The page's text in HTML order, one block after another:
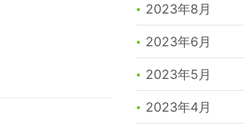
2023年8月
2023年6月
2023年5月
2023年4月